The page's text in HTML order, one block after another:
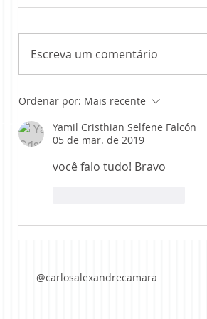
Escreva um comentário
Ordenar por: Mais recente
Yamil Cristhian Selfene Falcón
05 de mar. de 2019
você falo tudo! Bravo
@carlosalexandrecamara